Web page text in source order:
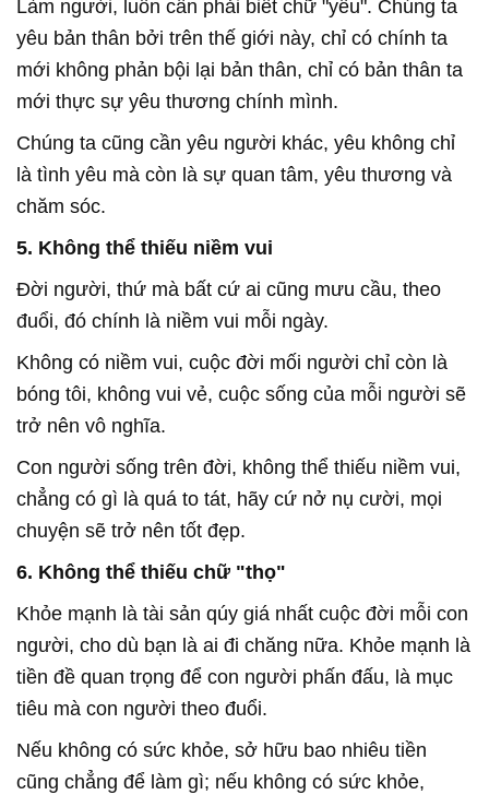
Làm người, luôn cần phải biết chữ "yêu". Chúng ta
yêu bản thân bởi trên thế giới này, chỉ có chính ta
mới không phản bội lại bản thân, chỉ có bản thân ta
mới thực sự yêu thương chính mình.
Chúng ta cũng cần yêu người khác, yêu không chỉ
là tình yêu mà còn là sự quan tâm, yêu thương và
chăm sóc.
5. Không thể thiếu niềm vui
Đời người, thứ mà bất cứ ai cũng mưu cầu, theo
đuổi, đó chính là niềm vui mỗi ngày.
Không có niềm vui, cuộc đời mối người chỉ còn là
bóng tôi, không vui vẻ, cuộc sống của mỗi người sẽ
trở nên vô nghĩa.
Con người sống trên đời, không thể thiếu niềm vui,
chẳng có gì là quá to tát, hãy cứ nở nụ cười, mọi
chuyện sẽ trở nên tốt đẹp.
6. Không thể thiếu chữ "thọ"
Khỏe mạnh là tài sản qúy giá nhất cuộc đời mỗi con
người, cho dù bạn là ai đi chăng nữa. Khỏe mạnh là
tiền đề quan trọng để con người phấn đấu, là mục
tiêu mà con người theo đuổi.
Nếu không có sức khỏe, sở hữu bao nhiêu tiền
cũng chẳng để làm gì; nếu không có sức khỏe,